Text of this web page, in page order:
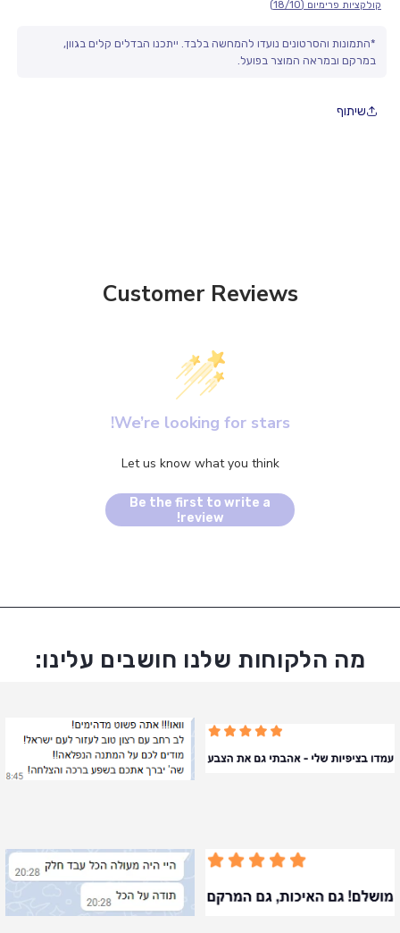
• עמיד ומתאים לשימוש חוזר
קולקציות פרימיום (18/10)
*התמונות והסרטונים נועדו להמחשה בלבד. ייתכנו הבדלים קלים בגוון,
במרקם ובמראה המוצר בפועל.
שיתוף
Customer Reviews
We’re looking for stars!
Let us know what you think
Be the first to write a
review!
מה הלקוחות שלנו חושבים עלינו: